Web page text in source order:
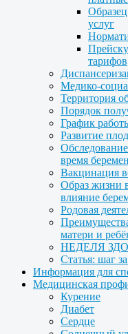
услуг
тарифов
Медико-
Территория
Порядок
График
Развитие
время
Вакцинация
Образ жизни
влияние
Родовая
матери и
НЕДЕЛЯ
Статья: шаг
Информация для
Медицинская
Курение
Диабет
Сердце